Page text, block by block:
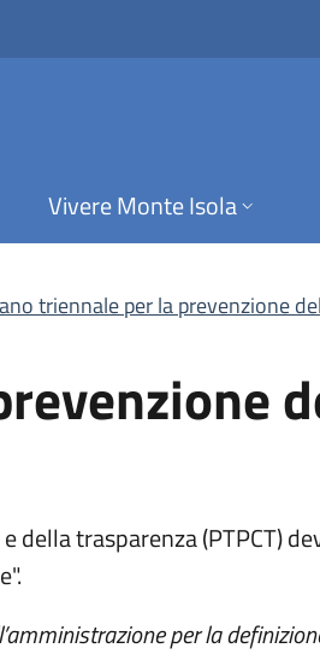
Vivere Monte Isola
triennale per la prevenzione
della trasparenza (PTPCT)
per la